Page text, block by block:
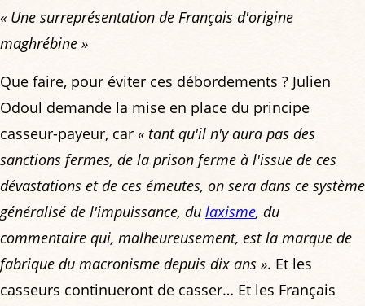
« Une surreprésentation de Français d'origine
maghrébine »
Que faire, pour éviter ces débordements ? Julien
Odoul demande la mise en place du principe
casseur-payeur, car « tant qu'il n'y aura pas des
sanctions fermes, de la prison ferme à l'issue de ces
dévastations et de ces émeutes, on sera dans ce système
généralisé de l'impuissance, du laxisme, du
commentaire qui, malheureusement, est la marque de
fabrique du macronisme depuis dix ans ». Et les
casseurs continueront de casser… Et les Français